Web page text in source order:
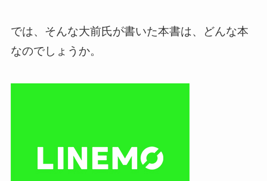
では、そんな大前氏が書いた本書は、どんな本
なのでしょうか。